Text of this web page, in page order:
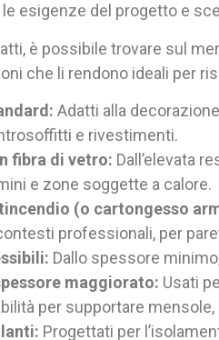
esigenze del progetto e
è possibile trovare sul
che li rendono ideali per
Adatti alla
e rivestimenti.
fibra di vetro: Dall’elevata
e zone soggette a calore.
(o cartongesso
professionali, per
Dallo spessore
maggiorato: Usati
per supportare
Progettati per